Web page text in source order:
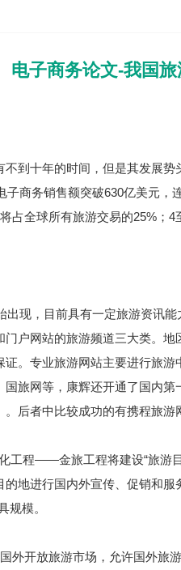
电子商务论文-我国
不到十年的时间，但是其发展
子商务销售额突破630亿美元
占全球所有旅游交易的25%；
出现，目前具有一定旅游资讯
门户网站的旅游频道三大类。
证。专业旅游网站主要进行旅
国旅网等，康辉还开通了国内
后者中比较成功的有携程旅游
工程——金旅工程将建设“旅游
地进行国内外宣传、促销和
规模。
外开放旅游市场，允许国外旅